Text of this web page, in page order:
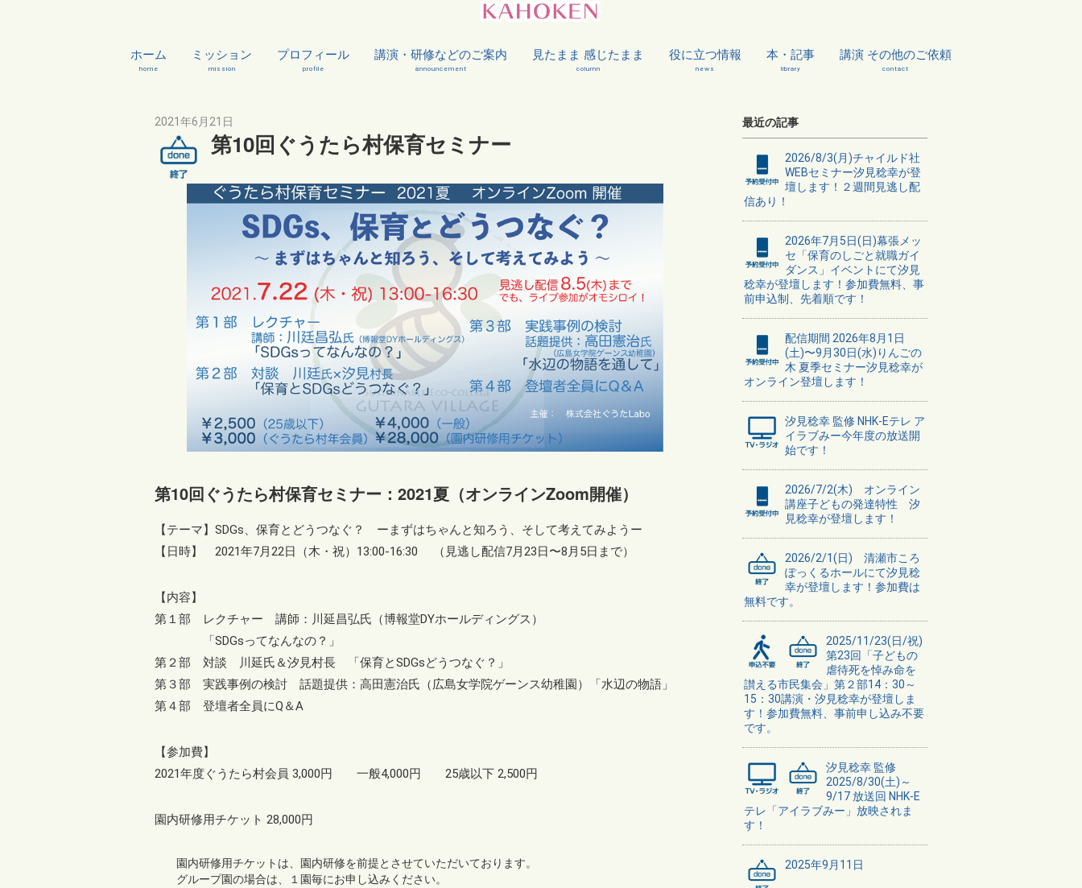
ホーム
home
ミッション
mission
プロフィール
profile
講演・研修などのご案内
announcement
見たまま 感じたまま
column
役に立つ情報
news
本・記事
library
講演 その他のご依頼
contact
2021年6月21日
第10回ぐうたら村保育セミナー
第10回ぐうたら村保育セミナー：2021夏（オンラインZoom開催）
【テーマ】SDGs、保育とどうつなぐ？ ーまずはちゃんと知ろう、そして考えてみようー
【日時】 2021年7月22日（木・祝）13:00-16:30 （見逃し配信7月23日〜8月5日まで）
【内容】
第１部 レクチャー 講師：川延昌弘氏（博報堂DYホールディングス）
「SDGsってなんなの？」
第２部 対談 川延氏＆汐見村長 「保育とSDGsどうつなぐ？」
第３部 実践事例の検討 話題提供：高田憲治氏（広島女学院ゲーンス幼稚園）「水辺の物語」
第４部 登壇者全員にQ＆A
【参加費】
2021年度ぐうたら村会員 3,000円 一般4,000円 25歳以下 2,500円
園内研修用チケット 28,000円
園内研修用チケットは、園内研修を前提とさせていただいております。
グループ園の場合は、１園毎にお申し込みください。
最近の記事
2026/8/3(月)チャイルド社
WEBセミナー汐見稔幸が登
壇します！２週間見逃し配
信あり！
2026年7月5日(日)幕張メッ
セ「保育のしごと就職ガイ
ダンス」イベントにて汐見
稔幸が登壇します！参加費無料、事
前申込制、先着順です！
配信期間 2026年8月1日
(土)〜9月30日(水)りんごの
木 夏季セミナー汐見稔幸が
オンライン登壇します！
汐見稔幸 監修 NHK-Eテレ ア
イラブみー今年度の放送開
始です！
2026/7/2(木) オンライン
講座子どもの発達特性 汐
見稔幸が登壇します！
2026/2/1(日) 清瀬市ころ
ぽっくるホールにて汐見稔
幸が登壇します！参加費は
無料です。
2025/11/23(日/祝)
第23回「子どもの
虐待死を悼み命を
讃える市民集会」第２部14：30～
15：30講演・汐見稔幸が登壇しま
す！参加費無料、事前申し込み不要
です。
汐見稔幸 監修
2025/8/30(土)～
9/17 放送回 NHK-E
テレ「アイラブみー」放映されま
す！
2025年9月11日